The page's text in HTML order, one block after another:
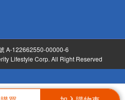
A-122662550-00000-6
Lifestyle Corp. All Right Reserved